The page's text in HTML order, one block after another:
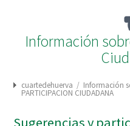
Información
cuartedehuerva / Información
PARTICIPACION CIUDADANA
Sugerencias y